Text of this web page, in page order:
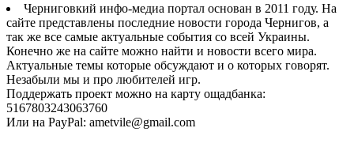
Черниговкий инфо-медиа портал основан в 2011 году. На
сайте представлены последние новости города Чернигов, а
так же все самые актуальные события со всей Украины.
Конечно же на сайте можно найти и новости всего мира.
Актуальные темы которые обсуждают и о которых говорят.
Незабыли мы и про любителей игр.
Поддержать проект можно на карту ощадбанка:
5167803243063760
Или на PayPal: ametvile@gmail.com